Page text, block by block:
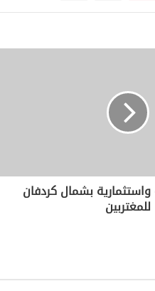
بشمال كردفان
للمغتربين